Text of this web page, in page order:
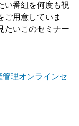
い番組を何度も視
ご用意していま
たいこのセミナー
理オンラインセ